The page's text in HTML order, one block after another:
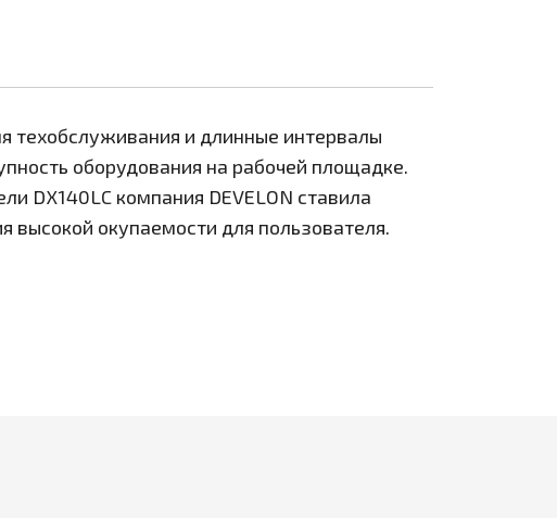
техобслуживания и длинные интервалы
оборудования на рабочей площадке.
DX140LC компания DEVELON ставила
высокой окупаемости для пользователя.